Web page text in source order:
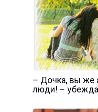
– Дочка, вы же
люди! –